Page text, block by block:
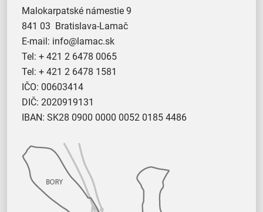
Malokarpatské námestie 9
841 03 Bratislava-Lamač
E-mail: info@lamac.sk
Tel: + 421 2 6478 0065
Tel: + 421 2 6478 1581
IČO: 00603414
DIČ: 2020919131
IBAN: SK28 0900 0000 0052 0185 4486